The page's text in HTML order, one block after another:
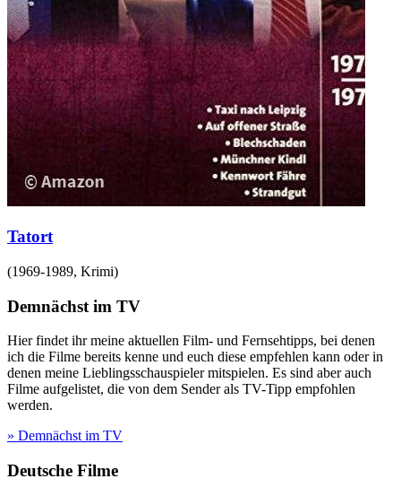
Tatort
(1969-1989, Krimi)
Demnächst im TV
Hier findet ihr meine aktuellen Film- und Fernsehtipps, bei denen
ich die Filme bereits kenne und euch diese empfehlen kann oder in
denen meine Lieblingsschauspieler mitspielen. Es sind aber auch
Filme aufgelistet, die von dem Sender als TV-Tipp empfohlen
werden.
» Demnächst im TV
Deutsche Filme